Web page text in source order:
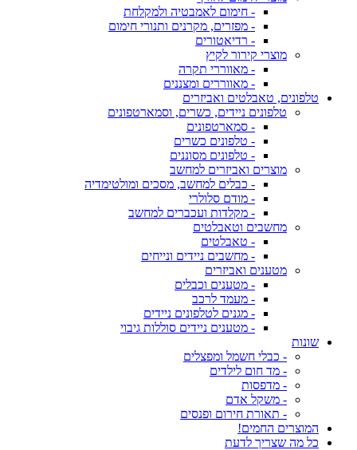
- חימום לאמבטיה ולמקלחת
- מפזרים, מקרנים ותנורי חימום
- רדיאטורים
מוצרי קירור לקיץ
- מאווררי תקרה
- מאווררים ומצננים
טלפונים, טאבלטים ואביזרים
טלפונים ניידים, כשרים, וסמארטפונים
- סמארטפונים
- טלפונים כשרים
- טלפונים מסוננים
מוצרים ואביזרים למחשב
- כבלים למחשב, מסכים ומולטימדיה
- מודם סלולרי
- מקלדות ועכברים למחשב
מחשבים וטאבלטים
- טאבלטים
- מחשבים ניידים ונייחים
מטענים ואביזרים
- מטענים וכבלים
- מעמד לרכב
- מגנים לטלפונים ניידים
- מטענים ניידים סוללות גיבוי
שונות
- כבלי חשמל ומפצלים
- מד חום לילדים
- מדפסות
- משקל אדם
- תאורת חירום ופנסים
המוצרים החמים!
כל מה שצריך לדעת